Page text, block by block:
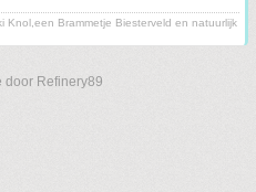
Knol,een Brammetje Biesterveld en natuurlijk
door Refinery89